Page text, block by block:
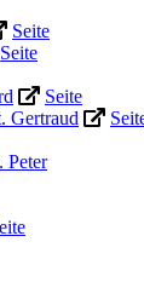
Seite
Seite
Seite
Gertraud
Peter